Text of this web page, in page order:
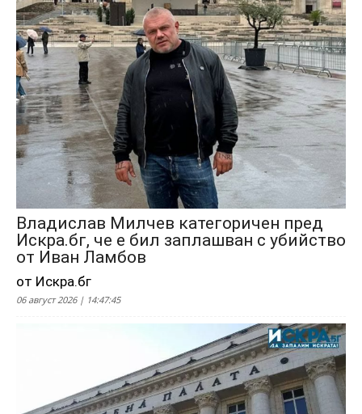
Владислав Милчев категоричен пред
Искра.бг, че е бил заплашван с убийство
от Иван Ламбов
от Искра.бг
06 август 2026 | 14:47:45